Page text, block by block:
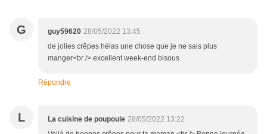
G guy59620 28/05/2022 13:45
de jolies crêpes hélas une chose que je ne sais plus
manger<br /> excellent week-end bisous
Répondre
L La cuisine de poupoule 28/05/2022 13:22